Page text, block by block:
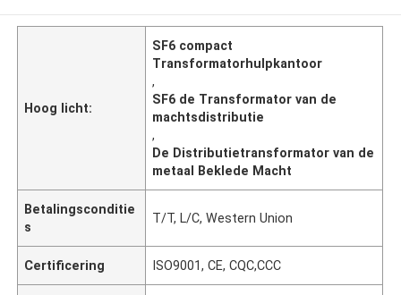
Hoog licht:
SF6 compact
Transformatorhulpkantoor
,
SF6 de Transformator van de
machtsdistributie
,
De Distributietransformator van de
metaal Beklede Macht
Betalingsconditie
s
T/T, L/C, Western Union
Certificering ISO9001, CE, CQC,CCC